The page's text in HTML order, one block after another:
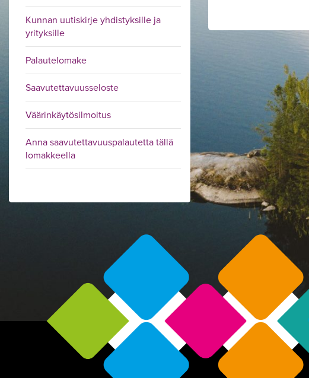
Kunnan uutiskirje yhdistyksille ja
yrityksille
Palautelomake
Saavutettavuusseloste
Väärinkäytösilmoitus
Anna saavutettavuuspalautetta tällä
lomakkeella
Alavalikko